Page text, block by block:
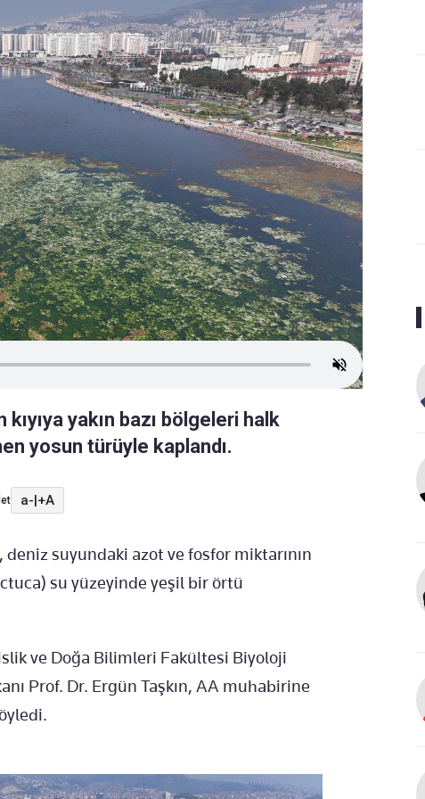
yakın bazı bölgeleri halk
yosun türüyle kaplandı.
a-|+A
suyundaki azot ve fosfor miktarının
su yüzeyinde yeşil bir örtü
ve Doğa Bilimleri Fakültesi Biyoloji
Prof. Dr. Ergün Taşkın, AA muhabirine